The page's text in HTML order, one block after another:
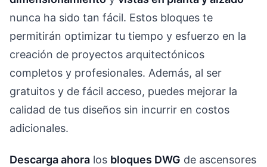
nunca ha sido tan fácil. Estos bloques te
permitirán optimizar tu tiempo y esfuerzo en la
creación de proyectos arquitectónicos
completos y profesionales. Además, al ser
gratuitos y de fácil acceso, puedes mejorar la
calidad de tus diseños sin incurrir en costos
adicionales.
Descarga ahora los bloques DWG de ascensores